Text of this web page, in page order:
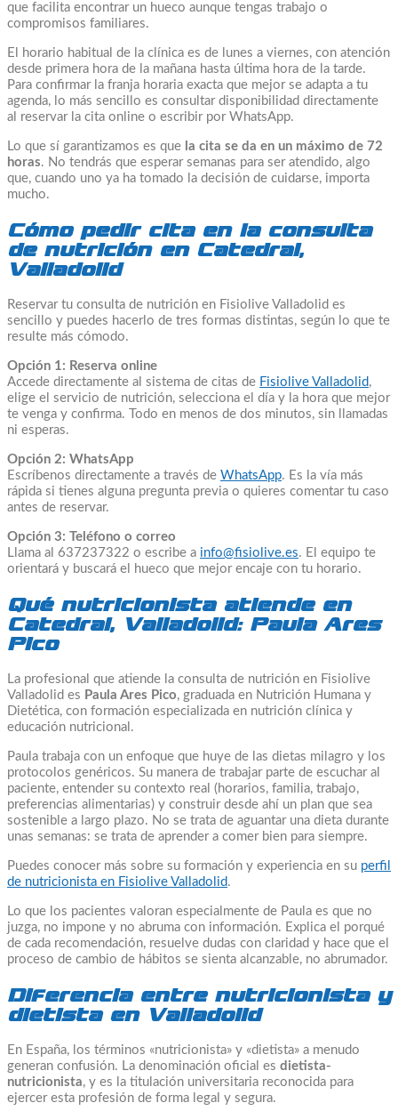
que facilita encontrar un hueco aunque tengas trabajo o
compromisos familiares.
El horario habitual de la clínica es de lunes a viernes, con atención
desde primera hora de la mañana hasta última hora de la tarde.
Para confirmar la franja horaria exacta que mejor se adapta a tu
agenda, lo más sencillo es consultar disponibilidad directamente
al reservar la cita online o escribir por WhatsApp.
Lo que sí garantizamos es que la cita se da en un máximo de 72
horas. No tendrás que esperar semanas para ser atendido, algo
que, cuando uno ya ha tomado la decisión de cuidarse, importa
mucho.
Cómo pedir cita en la consulta
de nutrición en Catedral,
Valladolid
Reservar tu consulta de nutrición en Fisiolive Valladolid es
sencillo y puedes hacerlo de tres formas distintas, según lo que te
resulte más cómodo.
Opción 1: Reserva online
Accede directamente al sistema de citas de Fisiolive Valladolid,
elige el servicio de nutrición, selecciona el día y la hora que mejor
te venga y confirma. Todo en menos de dos minutos, sin llamadas
ni esperas.
Opción 2: WhatsApp
Escríbenos directamente a través de WhatsApp. Es la vía más
rápida si tienes alguna pregunta previa o quieres comentar tu caso
antes de reservar.
Opción 3: Teléfono o correo
Llama al 637237322 o escribe a info@fisiolive.es. El equipo te
orientará y buscará el hueco que mejor encaje con tu horario.
Qué nutricionista atiende en
Catedral, Valladolid: Paula Ares
Pico
La profesional que atiende la consulta de nutrición en Fisiolive
Valladolid es Paula Ares Pico, graduada en Nutrición Humana y
Dietética, con formación especializada en nutrición clínica y
educación nutricional.
Paula trabaja con un enfoque que huye de las dietas milagro y los
protocolos genéricos. Su manera de trabajar parte de escuchar al
paciente, entender su contexto real (horarios, familia, trabajo,
preferencias alimentarias) y construir desde ahí un plan que sea
sostenible a largo plazo. No se trata de aguantar una dieta durante
unas semanas: se trata de aprender a comer bien para siempre.
Puedes conocer más sobre su formación y experiencia en su perfil
de nutricionista en Fisiolive Valladolid .
Lo que los pacientes valoran especialmente de Paula es que no
juzga, no impone y no abruma con información. Explica el porqué
de cada recomendación, resuelve dudas con claridad y hace que el
proceso de cambio de hábitos se sienta alcanzable, no abrumador.
Diferencia entre nutricionista y
dietista en Valladolid
En España, los términos «nutricionista» y «dietista» a menudo
generan confusión. La denominación oficial es dietista-
nutricionista, y es la titulación universitaria reconocida para
ejercer esta profesión de forma legal y segura.